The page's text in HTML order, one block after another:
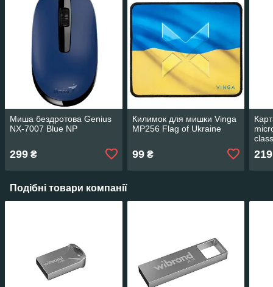
Миша бездротова Genius
NX-7007 Blue NP
299 ₴
Килимок для мишки Vinga
MP256 Flag of Ukraine
99₴ 219
Подібні товари компанії